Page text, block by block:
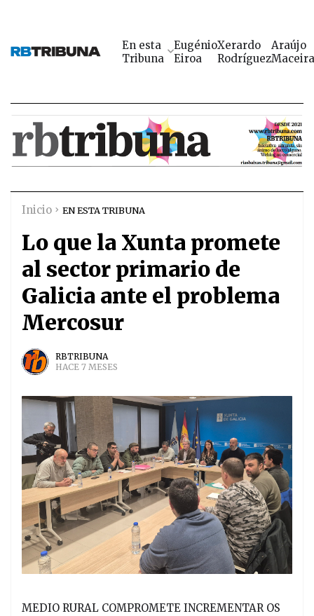
En esta
Tribuna
Eugénio
Eiroa
Xerardo
Rodríguez
Araújo
Maceira
Inicio EN ESTA TRIBUNA
Lo que la Xunta promete
al sector primario de
Galicia ante el problema
Mercosur
RBTRIBUNA
HACE 7 MESES
MEDIO RURAL COMPROMETE INCREMENTAR OS